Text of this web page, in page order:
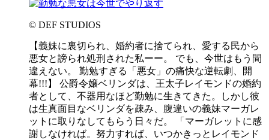
© DEF STUDIOS
【義妹に裏切られ、婚約者に捨てられ、愛する民から
悪女と謗られ処刑された私ーー。 でも、今世はもう間
違えない。 勤勉すぎる「悪女」の痛快な逆転劇、開
幕!!!】 公爵令嬢ベリンダは、王太子レイモンドの婚約
者として、不器用なほど勤勉に生きてきた。しかし彼
は生真面目なベリンダを疎み、腹違いの義妹マーガレ
ットに取りなしてもらう日々だ。 「マーガレットに感
謝しなければ。努力すれば、いつかきっとレイモンド